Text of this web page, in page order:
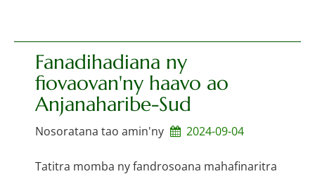
Fanadihadiana ny
fiovaovan'ny haavo ao
Anjanaharibe-Sud
Nosoratana tao amin'ny 2024-09-04
Tatitra momba ny fandrosoana mahafinaritra